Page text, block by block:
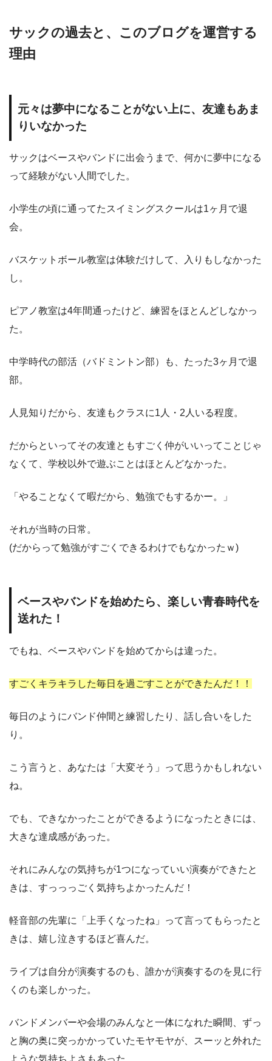
サックの過去と、このブログを運営する
理由
元々は夢中になることがない上に、友達もあま
りいなかった
サックはベースやバンドに出会うまで、何かに夢中になる
って経験がない人間でした。
小学生の頃に通ってたスイミングスクールは1ヶ月で退
会。
バスケットボール教室は体験だけして、入りもしなかった
し。
ピアノ教室は4年間通ったけど、練習をほとんどしなかっ
た。
中学時代の部活（バドミントン部）も、たった3ヶ月で退
部。
人見知りだから、友達もクラスに1人・2人いる程度。
だからといってその友達ともすごく仲がいいってことじゃ
なくて、学校以外で遊ぶことはほとんどなかった。
「やることなくて暇だから、勉強でもするかー。」
それが当時の日常。
(だからって勉強がすごくできるわけでもなかったｗ)
ベースやバンドを始めたら、楽しい青春時代を
送れた！
でもね、ベースやバンドを始めてからは違った。
すごくキラキラした毎日を過ごすことができたんだ！！
毎日のようにバンド仲間と練習したり、話し合いをした
り。
こう言うと、あなたは「大変そう」って思うかもしれない
ね。
でも、できなかったことができるようになったときには、
大きな達成感があった。
それにみんなの気持ちが1つになっていい演奏ができたと
きは、すっっっごく気持ちよかったんだ！
軽音部の先輩に「上手くなったね」って言ってもらったと
きは、嬉し泣きするほど喜んだ。
ライブは自分が演奏するのも、誰かが演奏するのを見に行
くのも楽しかった。
バンドメンバーや会場のみんなと一体になれた瞬間、ずっ
と胸の奥に突っかかっていたモヤモヤが、スーッと外れた
ような気持ちよさもあった。